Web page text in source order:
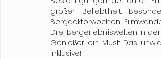
großer Beliebtheit.
Bergdoktorwochen,
Drei Bergerlebniswelten in
Genießer ein Must: Das
inklusive!